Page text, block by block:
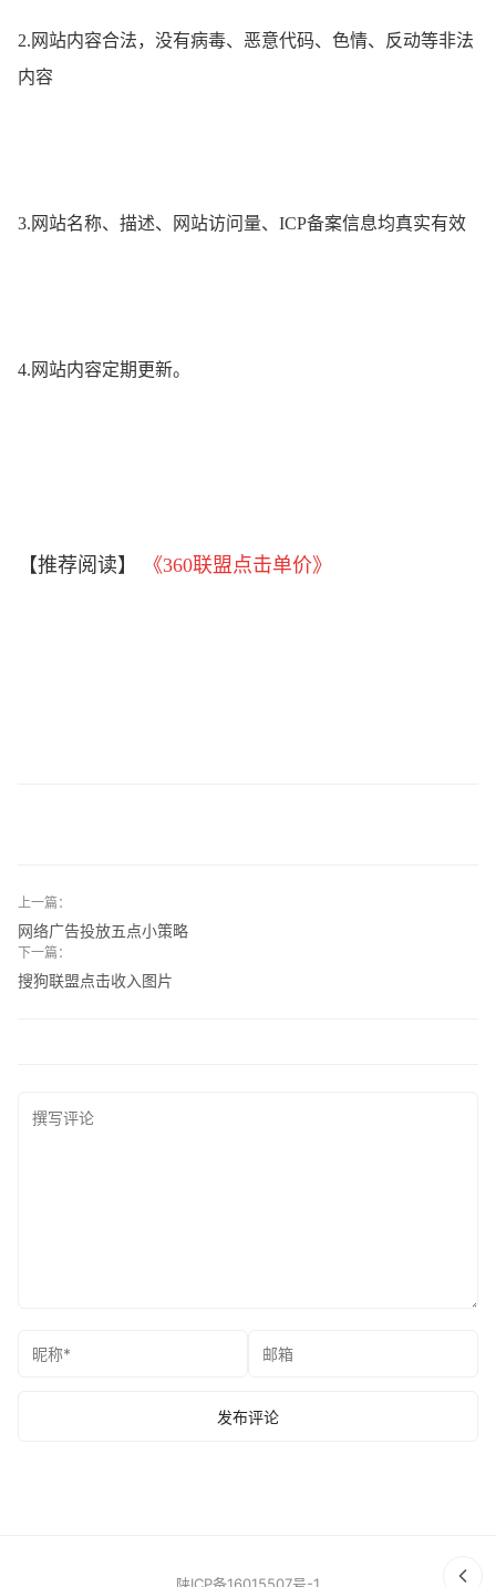
2.网站内容合法，没有病毒、恶意代码、色情、反动等非法
内容
3.网站名称、描述、网站访问量、ICP备案信息均真实有效
4.网站内容定期更新。
【推荐阅读】 《360联盟点击单价》
上一篇：
网络广告投放五点小策略
下一篇：
搜狗联盟点击收入图片
陕ICP备16015507号-1